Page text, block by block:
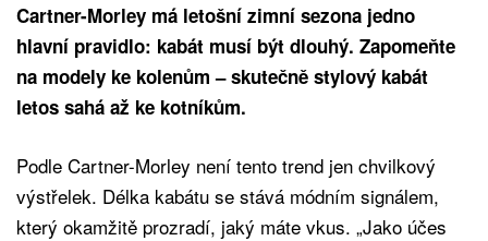
Cartner-Morley má letošní zimní sezona jedno
hlavní pravidlo: kabát musí být dlouhý. Zapomeňte
na modely ke kolenům – skutečně stylový kabát
letos sahá až ke kotníkům.
Podle Cartner-Morley není tento trend jen chvilkový
výstřelek. Délka kabátu se stává módním signálem,
který okamžitě prozradí, jaký máte vkus. „Jako účes